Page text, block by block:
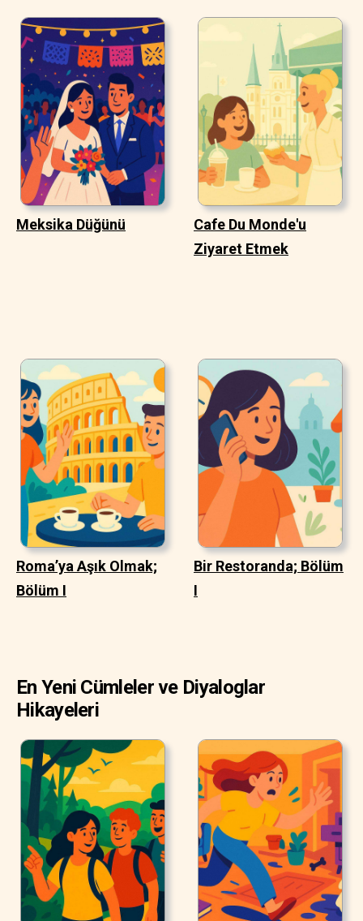
Meksika Düğünü
Cafe Du Monde'u
Ziyaret Etmek
Roma’ya Aşık Olmak;
Bölüm I
Bir Restoranda; Bölüm
I
En Yeni Cümleler ve Diyaloglar
Hikayeleri